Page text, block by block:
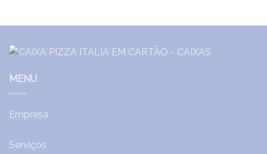
MENU
Empresa
Serviços